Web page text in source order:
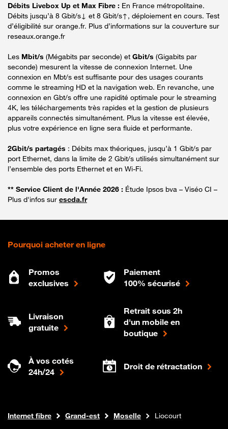
Débits Livebox Up et Max Fibre : En France métropolitaine.
Débits jusqu’à 8 Gbit/s↓ et 8 Gbit/s↑, déploiement en cours. Test
d’éligibilité sur orange.fr. Plus d’informations sur la couverture sur
reseaux.orange.fr
Les Mbit/s (Mégabits par seconde) et Gbit/s (Gigabits par
seconde) mesurent la vitesse de connexion Internet. Une
connexion en Mbt/s est suffisante pour des usages courants
comme le streaming HD et la navigation web. En revanche, une
connexion en Gbt/s offre une rapidité optimale pour le streaming
4K, les téléchargements très rapides et la gestion de plusieurs
appareils connectés simultanément. Plus la vitesse est élevée,
plus votre expérience en ligne sera fluide et performante.
2Gbit/s partagés : Débits max théoriques, jusqu’à 1 Gbit/s par
port Ethernet, dans la limite de 2 Gbit/s utilisés simultanément sur
l’ensemble des ports Ethernet et en Wi-Fi.
** Service Client de l'Année 2026 : Étude Ipsos bva – Viséo CI –
Plus d'infos sur escda.fr
Pourquoi acheter en ligne
Promos
exclusives
Paiement
100% sécurisé
Livraison
gratuite
Retrait sous 2h
d'un mobile en
boutique
À vos cotés
24h/24
Droit de rétractation
Boutique Orange
Internet fibre Grand-est Moselle Liocourt